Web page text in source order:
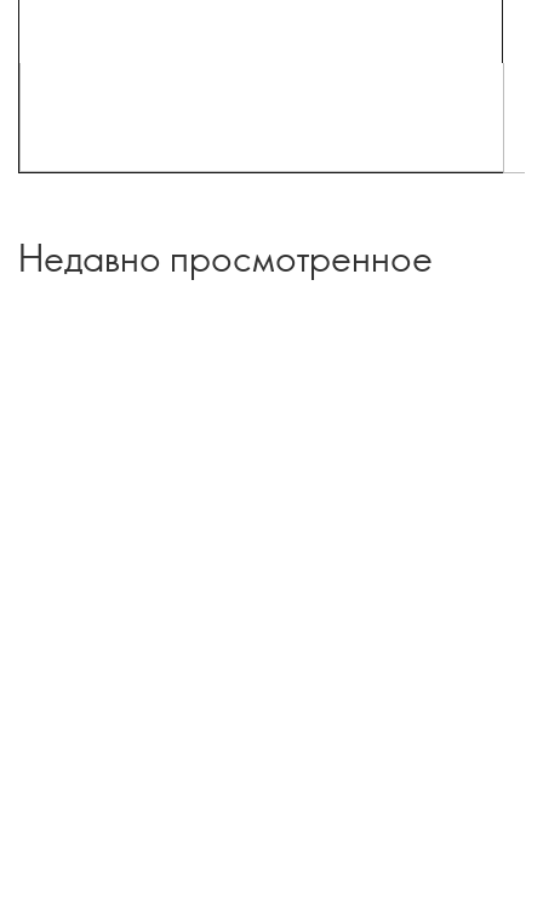
Недавно просмотренное